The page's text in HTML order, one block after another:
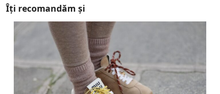
Îți recomandăm și